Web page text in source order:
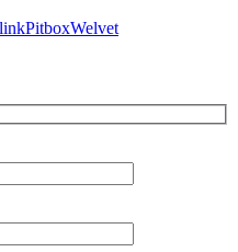
PitboxWelvet